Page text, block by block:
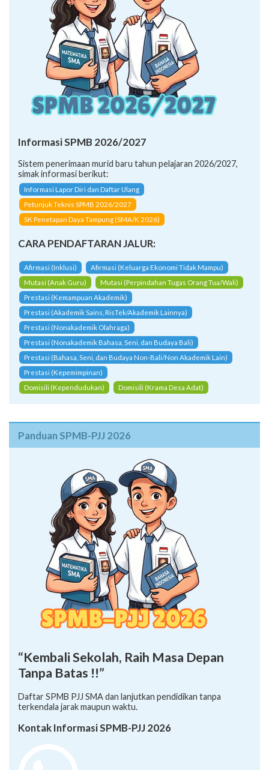
Informasi SPMB 2026/2027
Sistem penerimaan murid baru tahun pelajaran 2026/2027,
simak informasi berikut:
Informasi Lapor Diri dan Daftar Ulang
Petunjuk Teknis SPMB 2026/2027
SK Penetapan Daya Tampung (SMA/K 2026)
CARA PENDAFTARAN JALUR:
Afirmasi (Inklusi)
Afirmasi (Keluarga Ekonomi Tidak Mampu)
Mutasi (Anak Guru)
Mutasi (Perpindahan Tugas Orang Tua/Wali)
Prestasi (Kemampuan Akademik)
Prestasi (Akademik Sains, RisTek/Akademik Lainnya)
Prestasi (Nonakademik Olahraga)
Prestasi (Nonakademik Bahasa, Seni, dan Budaya Bali)
Prestasi (Bahasa, Seni, dan Budaya Non-Bali/Non Akademik Lain)
Prestasi (Kepemimpinan)
Domisili (Kependudukan)
Domisili (Krama Desa Adat)
Panduan SPMB-PJJ 2026
“Kembali Sekolah, Raih Masa Depan
Tanpa Batas !!”
Daftar SPMB PJJ SMA dan lanjutkan pendidikan tanpa
terkendala jarak maupun waktu.
Kontak Informasi SPMB-PJJ 2026